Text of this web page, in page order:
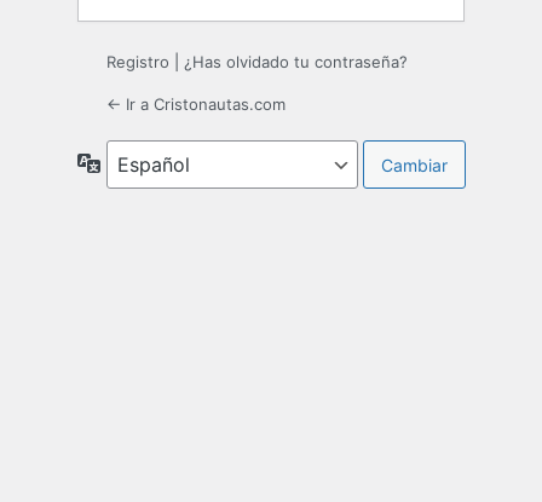
Registro ¿Has olvidado tu contraseña?
← Ir a Cristonautas.com
Idioma